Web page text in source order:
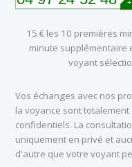
15 € les 10 premières
minute supplémentaire
voyant
Vos échanges avec nos
la voyance sont
confidentiels. La
uniquement en privé et
d'autre que votre voyant